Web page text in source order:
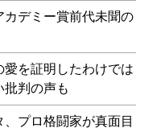
デミー賞前代未聞の
愛を証明したわけでは
批判の声も
プロ格闘家が真面目